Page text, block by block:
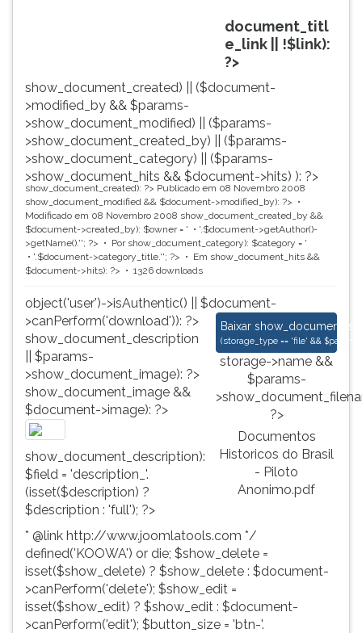
document_titl
e_link || !$link):
?>
show_document_created) || ($document-
>modified_by && $params-
>show_document_modified) || ($params-
>show_document_created_by) || ($params-
>show_document_category) || ($params-
>show_document_hits && $document->hits) ): ?>
show_document_created): ?> Publicado em 08 Novembro 2008
show_document_modified && $document->modified_by): ?>
Modificado em 08 Novembro 2008 show_document_created_by &&
$document->created_by): $owner = '
'.$document->getAuthor()-
>getName().''; ?> Por show_document_category): $category = '
'.$document->category_title.''; ?> Em show_document_hits &&
$document->hits): ?>
1326 downloads
object('user')->isAuthentic() || $document-
>canPerform('download')): ?>
Baixar Documentos
(storage_type == 'file' &&
storage->name &&
$params-
?>
Documentos
Historicos do Brasil
- Piloto
Anonimo.pdf
show_document_description
|| $params-
>show_document_image): ?>
show_document_image &&
$document->image): ?>
show_document_description):
$field = 'description_'.
(isset($description) ?
$description : 'full'); ?>
* @link http://www.joomlatools.com */
defined('KOOWA') or die; $show_delete =
isset($show_delete) ? $show_delete : $document-
>canPerform('delete'); $show_edit =
isset($show_edit) ? $show_edit : $document-
>canPerform('edit'); $button_size = 'btn-'.